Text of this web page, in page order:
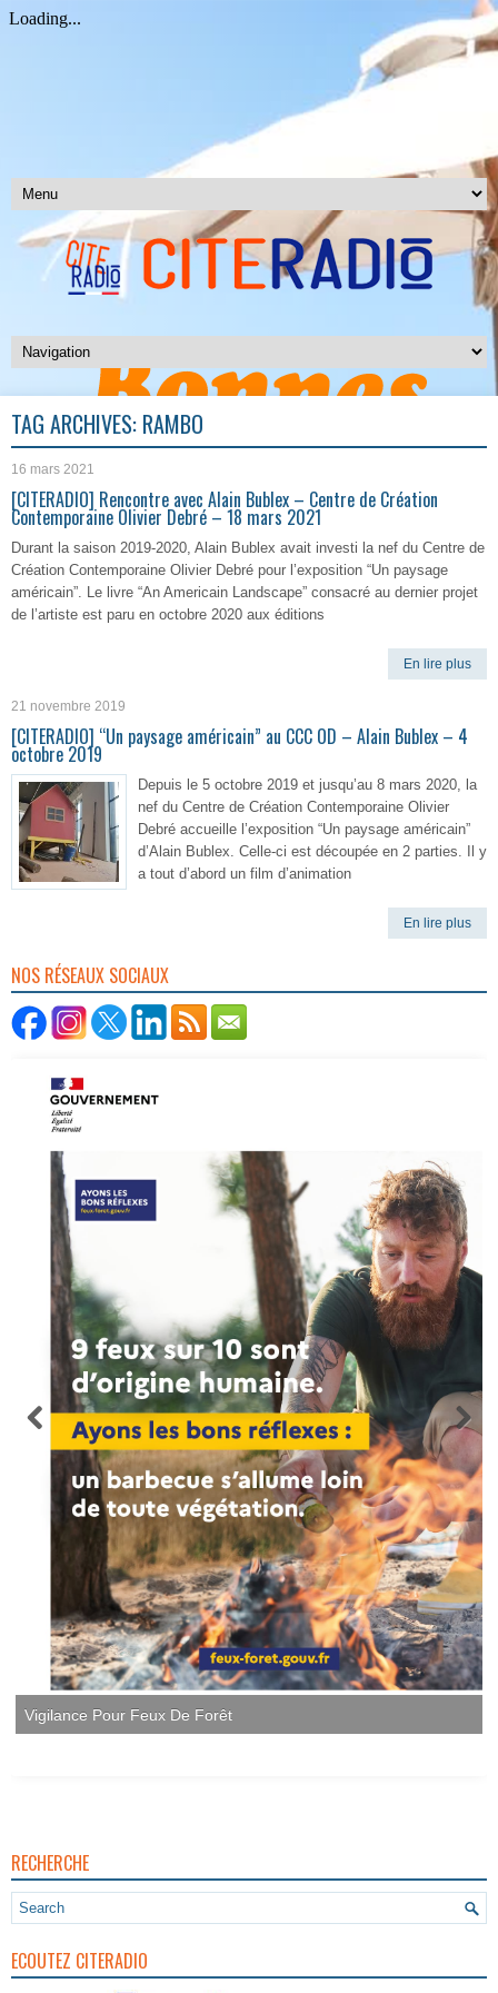
TAG ARCHIVES: RAMBO
16 mars 2021
[CITERADIO] Rencontre avec Alain Bublex – Centre de Création
Contemporaine Olivier Debré – 18 mars 2021
Durant la saison 2019-2020, Alain Bublex avait investi la nef du Centre de
Création Contemporaine Olivier Debré pour l’exposition “Un paysage
américain”. Le livre “An Americain Landscape” consacré au dernier projet
de l’artiste est paru en octobre 2020 aux éditions
En lire plus
21 novembre 2019
[CITERADIO] “Un paysage américain” au CCC OD – Alain Bublex – 4
octobre 2019
Depuis le 5 octobre 2019 et jusqu’au 8 mars 2020, la
nef du Centre de Création Contemporaine Olivier
Debré accueille l’exposition “Un paysage américain”
d’Alain Bublex. Celle-ci est découpée en 2 parties. Il y
a tout d’abord un film d’animation
En lire plus
NOS RÉSEAUX SOCIAUX
Vigilance Pour Feux De Forêt
RECHERCHE
ECOUTEZ CITERADIO